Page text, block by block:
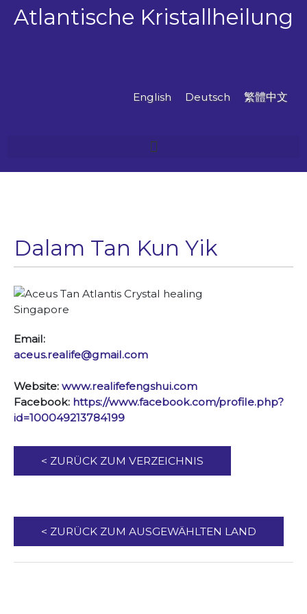
Zum
InhaltAtlantische Kristallheilung
English Deutsch 繁體中文
Dalam Tan Kun Yik
Singapore
Email:
aceus.realife@gmail.com
Website: www.realifefengshui.com
Facebook: https://www.facebook.com/profile.php?
id=100049213784199
< ZURÜCK ZUM VERZEICHNIS
< ZURÜCK ZUM AUSGEWÄHLTEN LAND